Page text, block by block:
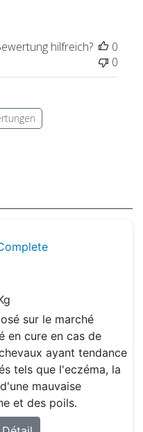
hilfreich?
0
0
sur le marché
en cure en cas de
ayant tendance
tels que l'eczéma, la
mauvaise
et des poils.